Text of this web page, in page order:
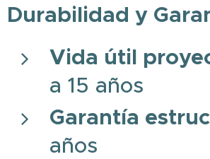
Durabilidad y
Vida útil
a 15 años
Garantía
años